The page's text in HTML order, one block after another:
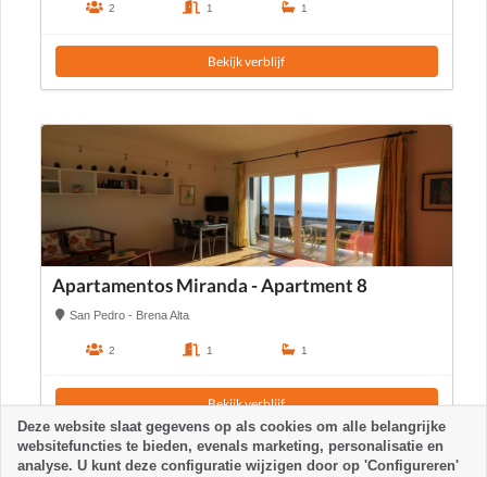
2 1 1
Bekijk verblijf
Apartamentos Miranda - Apartment 8
San Pedro - Brena Alta
2 1 1
Bekijk verblijf
Deze website slaat gegevens op als cookies om alle belangrijke
websitefuncties te bieden, evenals marketing, personalisatie en
analyse. U kunt deze configuratie wijzigen door op 'Configureren'